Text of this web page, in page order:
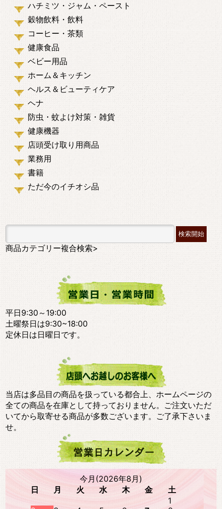
ハチミツ・ジャム・ペースト
穀物飲料・飲料
コーヒー・茶類
健康食品
ベビー用品
ホーム＆キッチン
ヘルス＆ビューティケア
ヘナ
防虫・蚊よけ対策・雑貨
健康機器
店頭受け取り用商品
業務用
書籍
ただ今のイチオシ品
商品カテゴリー複合検索>
平日9:30～19:00
土曜祭日は9:30~18:00
定休日は日曜日です。
当店は多品目の商品を扱っている都合上、ホームページの
全ての商品を在庫として持っておりません。ご注文いただ
いてから取寄せる商品が多数ございます。ご了承下さいま
せ。
今月(2026年8月)
日
月 火 水 木 金
土
1